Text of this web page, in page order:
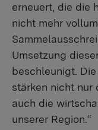
erneuert, die die
nicht mehr
Umsetzung
beschleunigt.
stärken nicht nur
auch die
unserer Region.“